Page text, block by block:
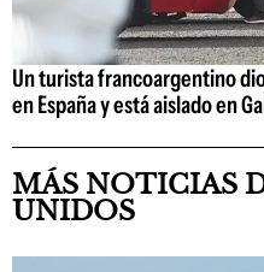
Un turista francoargentino
en España y está aislado en
MÁS NOTICIAS
UNIDOS